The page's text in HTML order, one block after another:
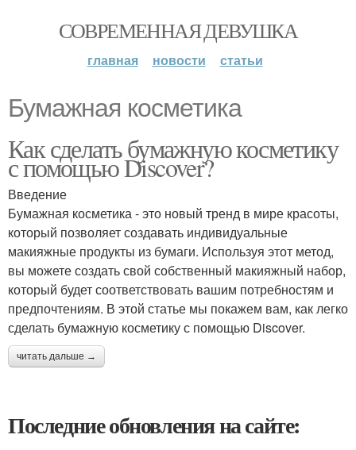
СОВРЕМЕННАЯ ДЕВУШКА
главная новости статьи
Бумажная косметика
Как сделать бумажную косметику
с помощью Discover?
Введение
Бумажная косметика - это новый тренд в мире красоты,
который позволяет создавать индивидуальные
макияжные продукты из бумаги. Используя этот метод,
вы можете создать свой собственный макияжный набор,
который будет соответствовать вашим потребностям и
предпочтениям. В этой статье мы покажем вам, как легко
сделать бумажную косметику с помощью Discover.
читать дальше →
Последние обновления на сайте: